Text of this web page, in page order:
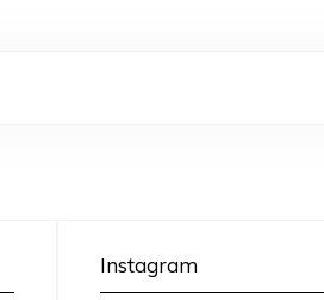
Instagram